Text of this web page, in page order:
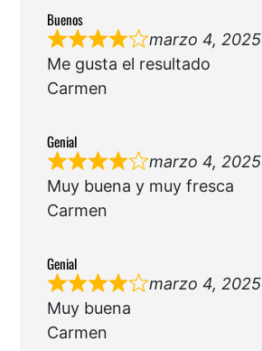
Buenos
marzo 4, 2025
Me gusta el resultado
Carmen
Genial
marzo 4, 2025
Muy buena y muy fresca
Carmen
Genial
marzo 4, 2025
Muy buena
Carmen